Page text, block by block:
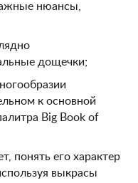
нюансы,
дощечки;
к основной
Big Book of
понять его характер
выкрасы